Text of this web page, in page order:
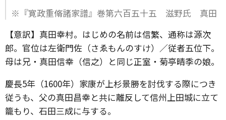
※『寛政重脩諸家譜』巻第六百五十五 滋野氏 真田
【意訳】真田幸村。はじめの名前は信繁、通称は源次
郎。官位は左衛門佐（さゑもんのすけ）／従者五位下。
母は兄・真田信幸（信之）と同じ正室・菊亭晴季の娘。
慶長5年（1600年）家康が上杉景勝を討伐する際につき
従うも、父の真田昌幸と共に離反して信州上田城に立て
籠もり、石田三成に与する。